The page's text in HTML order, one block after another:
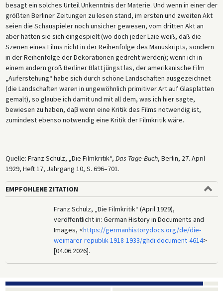
besagt ein solches Urteil Unkenntnis der Materie. Und wenn in einer der
größten Berliner Zeitungen zu lesen stand, im ersten und zweiten Akt
seien die Schauspieler noch unsicher gewesen, vom dritten Akt an
aber hätten sie sich eingespielt (wo doch jeder Laie weiß, daß die
Szenen eines Films nicht in der Reihenfolge des Manuskripts, sondern
in der Reihenfolge der Dekorationen gedreht werden); wenn ich in
einem andern groß Berliner Blatt jüngst las, der amerikanische Film
„Auferstehung“ habe sich durch schöne Landschaften ausgezeichnet
(die Landschaften waren in ungewöhnlich primitiver Art auf Glasplatten
gemalt), so glaube ich damit und mit all dem, was ich hier sagte,
bewiesen zu haben, daβ wenn eine Kritik des Films notwendig ist,
zumindest ebenso notwendig eine Kritik der Filmkritik wäre.
Quelle: Franz Schulz, „Die Filmkritik“, Das Tage-Buch, Berlin, 27. April
1929, Heft 17, Jahrgang 10, S. 696–701.
EMPFOHLENE ZITATION
Franz Schulz, „Die Filmkritik“ (April 1929),
veröffentlicht in: German History in Documents and
Images, <https://germanhistorydocs.org/de/die-
weimarer-republik-1918-1933/ghdi:document-4614>
[04.06.2026].